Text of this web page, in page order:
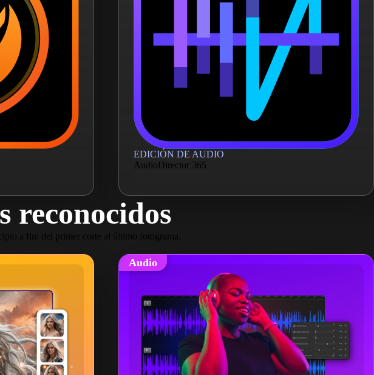
EDICIÓN DE AUDIO
AudioDirector 365
reconocidos
a fin: del primer corte al último fotograma.
Audio